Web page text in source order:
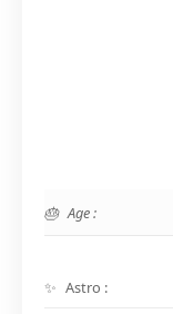
Age :
Astro :